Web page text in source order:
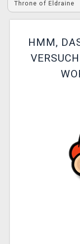
XZONE CLUB
Throne of Eldraine
HMM,